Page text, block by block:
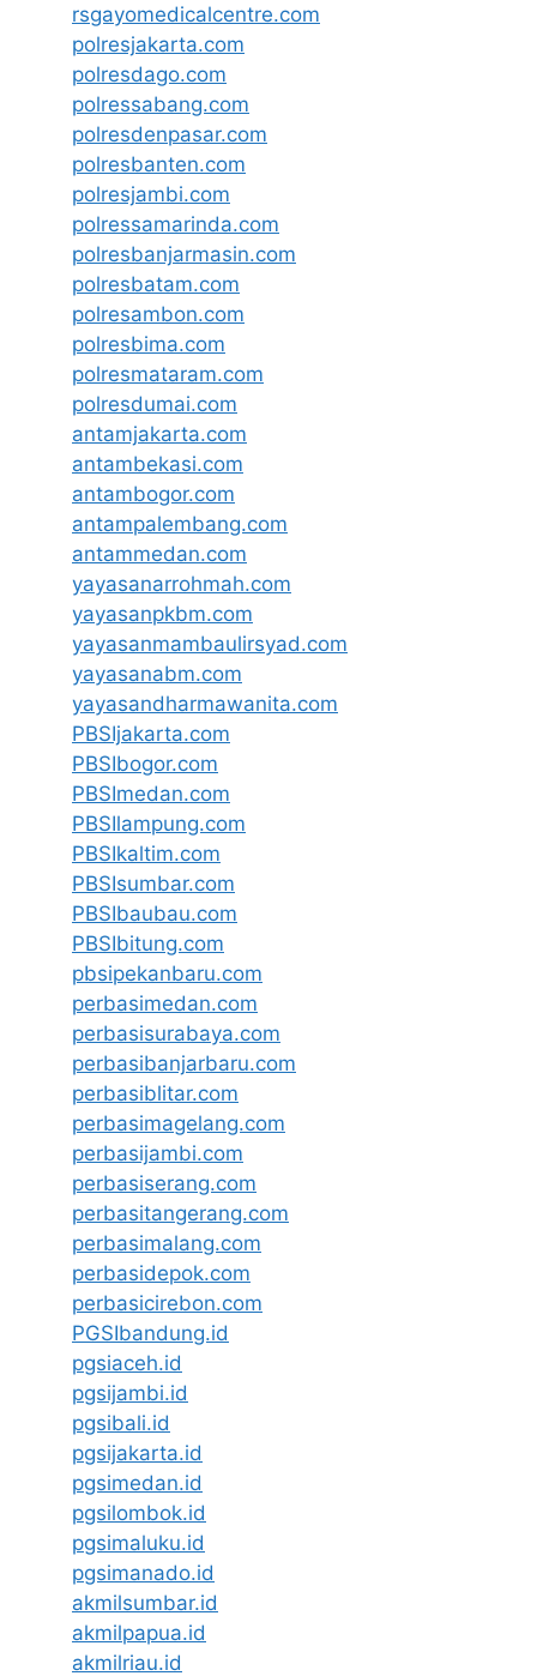
rsgayomedicalcentre.com
polresjakarta.com
polresdago.com
polressabang.com
polresdenpasar.com
polresbanten.com
polresjambi.com
polressamarinda.com
polresbanjarmasin.com
polresbatam.com
polresambon.com
polresbima.com
polresmataram.com
polresdumai.com
antamjakarta.com
antambekasi.com
antambogor.com
antampalembang.com
antammedan.com
yayasanarrohmah.com
yayasanpkbm.com
yayasanmambaulirsyad.com
yayasanabm.com
yayasandharmawanita.com
PBSIjakarta.com
PBSIbogor.com
PBSImedan.com
PBSIlampung.com
PBSIkaltim.com
PBSIsumbar.com
PBSIbaubau.com
PBSIbitung.com
pbsipekanbaru.com
perbasimedan.com
perbasisurabaya.com
perbasibanjarbaru.com
perbasiblitar.com
perbasimagelang.com
perbasijambi.com
perbasiserang.com
perbasitangerang.com
perbasimalang.com
perbasidepok.com
perbasicirebon.com
PGSIbandung.id
pgsiaceh.id
pgsijambi.id
pgsibali.id
pgsijakarta.id
pgsimedan.id
pgsilombok.id
pgsimaluku.id
pgsimanado.id
akmilsumbar.id
akmilpapua.id
akmilriau.id